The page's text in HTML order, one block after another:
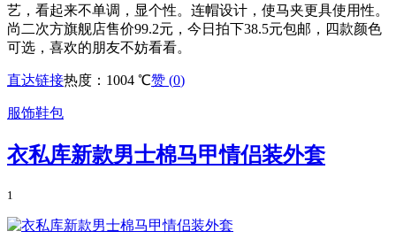
艺，看起来不单调，显个性。连帽设计，使马夹更具使用性。
尚二次方旗舰店售价99.2元，今日拍下38.5元包邮，四款颜色
可选，喜欢的朋友不妨看看。
直达链接热度：1004 ℃赞 (0)
服饰鞋包
衣私库新款男士棉马甲情侣装外套
1